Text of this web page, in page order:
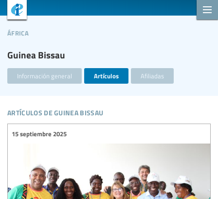
Guinea Bissau
áfrica
Información general Artículos Afiliadas
artículos de guinea bissau
15 septiembre 2025